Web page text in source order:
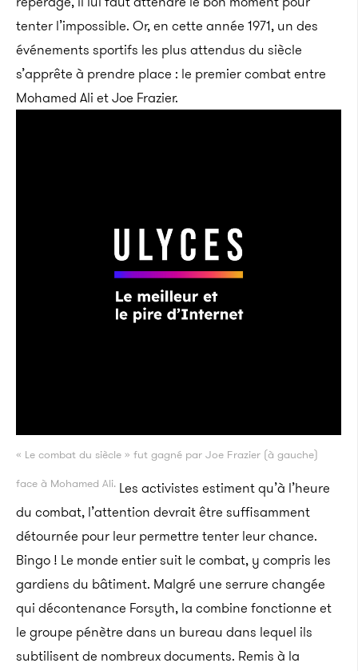
tenter l’impossible. Or, en cette année 1971, un des
événements sportifs les plus attendus du siècle
s’apprête à prendre place : le premier combat entre
Mohamed Ali et Joe Frazier.
« Le combat du siècle » fut gagné par Joe Frazier (à gauche)
face à Mohamed Ali. Les activistes estiment qu’à l’heure
du combat, l’attention devrait être suffisamment
détournée pour leur permettre tenter leur chance.
Bingo ! Le monde entier suit le combat, y compris les
gardiens du bâtiment. Malgré une serrure changée
qui décontenance Forsyth, la combine fonctionne et
le groupe pénètre dans un bureau dans lequel ils
subtilisent de nombreux documents. Remis à la